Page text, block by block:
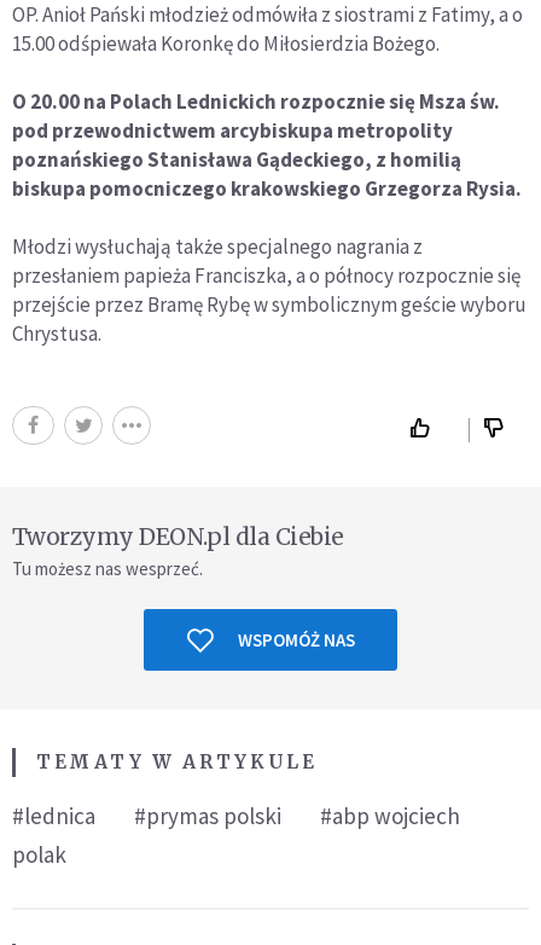
OP. Anioł Pański młodzież odmówiła z siostrami z Fatimy, a o
15.00 odśpiewała Koronkę do Miłosierdzia Bożego.
O 20.00 na Polach Lednickich rozpocznie się Msza św.
pod przewodnictwem arcybiskupa metropolity
poznańskiego Stanisława Gądeckiego, z homilią
biskupa pomocniczego krakowskiego Grzegorza Rysia.
Młodzi wysłuchają także specjalnego nagrania z
przesłaniem papieża Franciszka, a o północy rozpocznie się
przejście przez Bramę Rybę w symbolicznym geście wyboru
Chrystusa.
Tworzymy DEON.pl dla Ciebie
Tu możesz nas wesprzeć.
WSPOMÓŻ NAS
TEMATY W ARTYKULE
#lednica #prymas polski
#abp wojciech
polak